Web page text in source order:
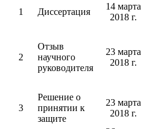
1 Диссертация
14 марта
2018 г.
2
Отзыв
научного
руководителя
23 марта
2018 г.
3
Решение о
принятии к
защите
23 марта
2018 г.